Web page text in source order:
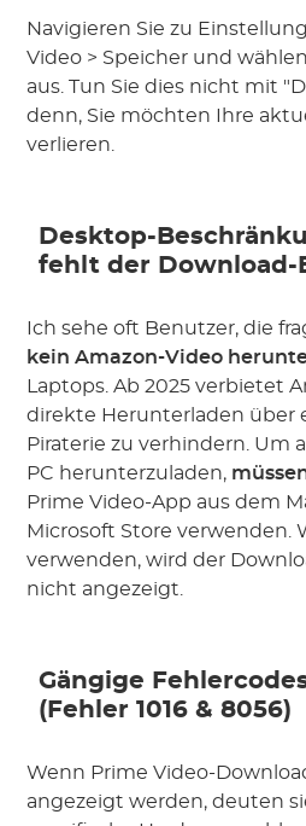
Navigieren Sie zu
Video > Speicher und
aus. Tun Sie dies nicht mit
denn, Sie möchten Ihre
verlieren.
Desktop-
fehlt der Download-
Ich sehe oft Benutzer, die
kein Amazon-Video
Laptops. Ab 2025 verbietet
direkte Herunterladen über
Piraterie zu verhindern. Um
PC herunterzuladen,
Prime Video-App aus dem
Microsoft Store verwenden.
verwenden, wird der
nicht angezeigt.
Gängige
(Fehler 1016 & 8056)
Wenn Prime Video-
angezeigt werden, deuten